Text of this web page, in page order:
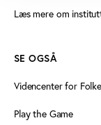
Læs mere om
SE OGSÅ
Videncenter for
Play the Game